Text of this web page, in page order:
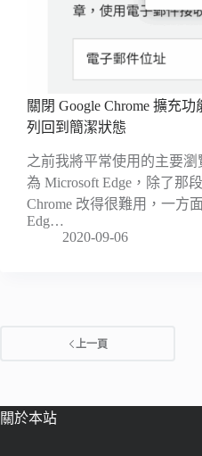
關閉 Google Chrome 擴充
列回到簡潔狀態
之前我將平常使用的主要瀏
為 Microsoft Edge，除了那
Chrome 改得很難用，一方
Edg…
2020-09-06
上一頁
關於本站